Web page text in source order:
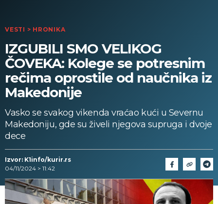
VESTI > HRONIKA
IZGUBILI SMO VELIKOG
ČOVEKA: Kolege se potresnim
rečima oprostile od naučnika iz
Makedonije
Vasko se svakog vikenda vraćao kući u Severnu
Makedoniju, gde su živeli njegova supruga i dvoje
dece
Izvor: K1info/kurir.rs
04/11/2024 > 11:42